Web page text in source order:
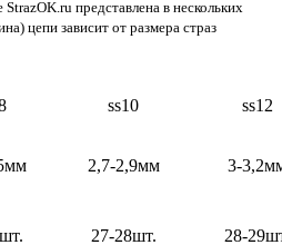
представлена в нескольких
цепи зависит от размера страз
ss10 ss12
2,7-2,9мм 3-
27-28шт. 28-